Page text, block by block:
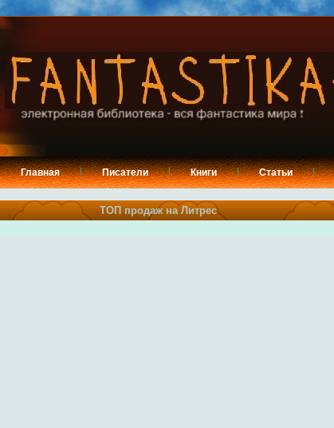
Главная Писатели Книги Статьи
ТОП продаж на Литрес